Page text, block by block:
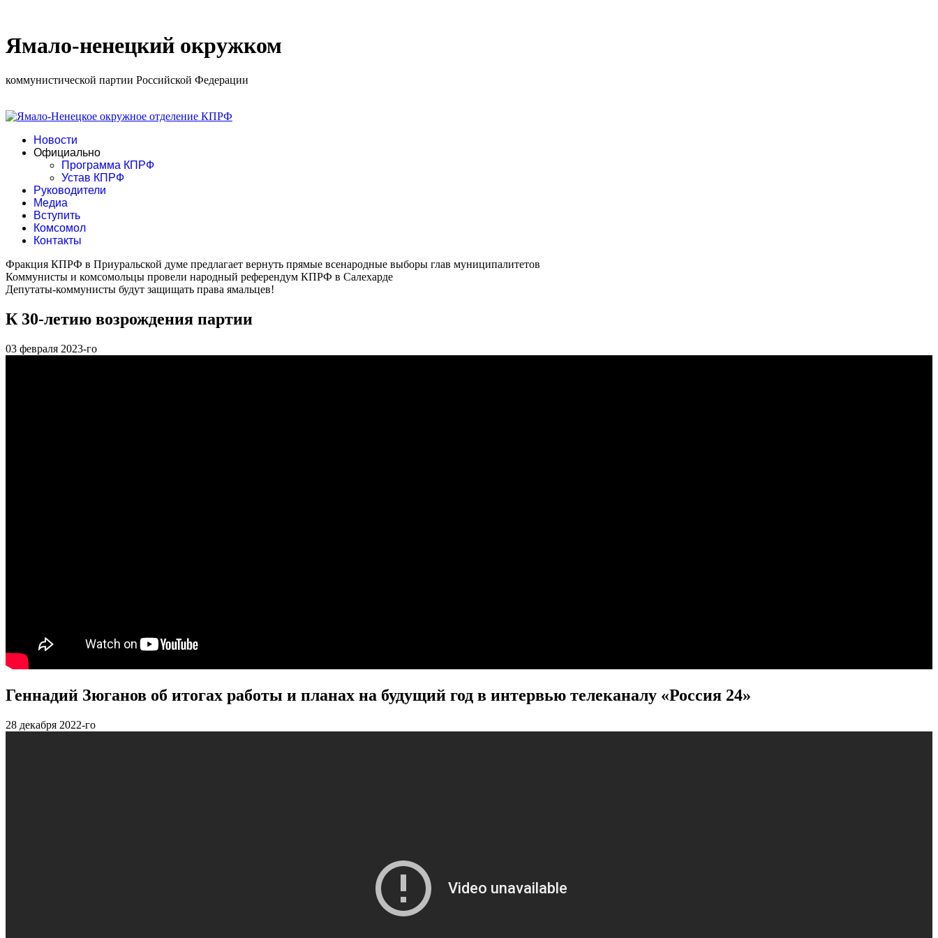
Ямало-ненецкий окружком
коммунистической партии Российской Федерации
Новости
Официально
Программа КПРФ
Устав КПРФ
Руководители
Медиа
Вступить
Комсомол
Контакты
Фракция КПРФ в Приуральской думе предлагает вернуть прямые всенародные выборы глав муниципалитетов
Коммунисты и комсомольцы провели народный референдум КПРФ в Салехарде
Депутаты-коммунисты будут защищать права ямальцев!
К 30-летию возрождения партии
03 февраля 2023-го
Геннадий Зюганов об итогах работы и планах на будущий год в интервью телеканалу «Россия 24»
28 декабря 2022-го